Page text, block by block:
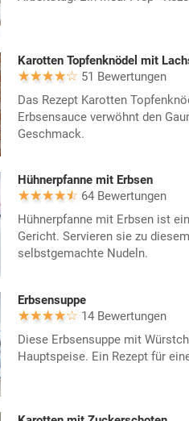
Karotten Topfenknödel mit
51 Bewertungen
Das Rezept Karotten
Erbsensauce verwöhnt den
Geschmack.
Hühnerpfanne mit Erbsen
64 Bewertungen
Hühnerpfanne mit Erbsen ist
Gericht. Servieren sie zu
selbstgemachte Nudeln.
Erbsensuppe
14 Bewertungen
Diese Erbsensuppe mit
Hauptspeise. Ein Rezept für